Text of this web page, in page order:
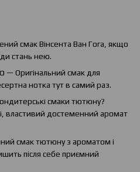
смак Вінсента Ван Гога, якщо
стань нею.
— Оригінальний смак для
нотка тут в самий раз.
смаки тютюну?
властивий достеменний аромат
смак тютюну з ароматом і
після себе приємний